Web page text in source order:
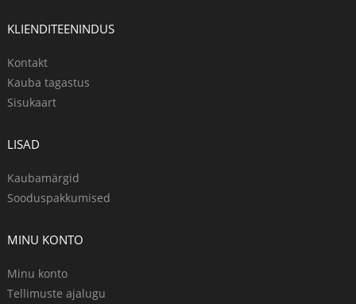
KLIENDITEENINDUS
Kontakt
Kauba tagastus
Sisukaart
LISAD
Kaubamärgid
Sooduspakkumised
MINU KONTO
Minu konto
Tellimuste ajalugu